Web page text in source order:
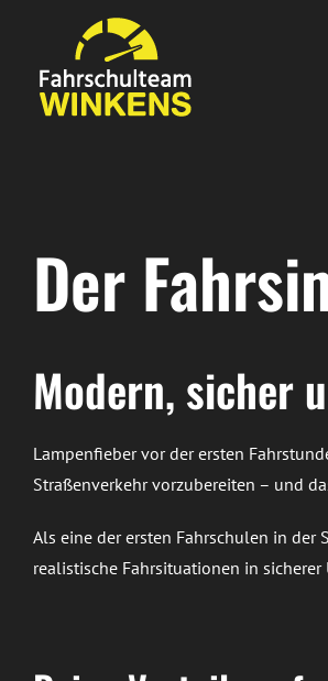
springen
Der
Modern, sicher
Lampenfieber vor der ersten
Straßenverkehr vorzubereiten – und
Als eine der ersten Fahrschulen in
realistische Fahrsituationen in